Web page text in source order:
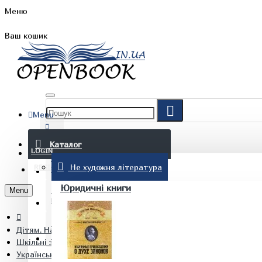
Меню
Ваш кошик
БЛОГ
КОНТАКТИ
(097) 015 28 90
Menu
Каталог
Не художня література
Юридичні книги
LOGIN
REGISTER
Menu
Дітям. Навчання та дозвілля
Шкільні зошити
Українська мова 4 клас Дидактичний матеріал. Будна Н.О.